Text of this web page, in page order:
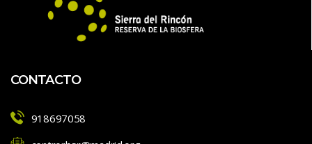
CONTACTO
918697058